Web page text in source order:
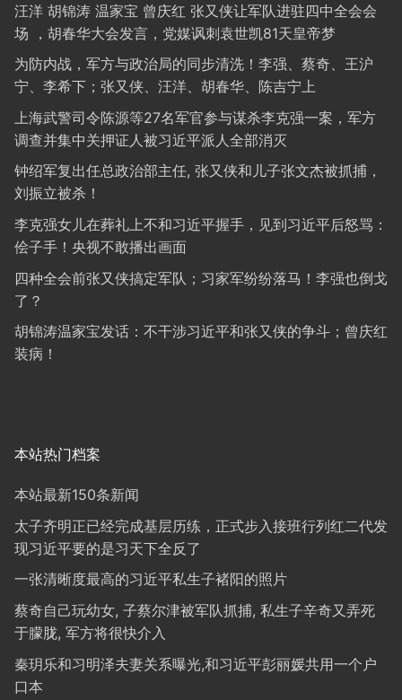
汪洋 胡锦涛 温家宝 曾庆红 张又侠让军队进驻四中全会会
场 ，胡春华大会发言，党媒讽刺袁世凯81天皇帝梦
为防内战，军方与政治局的同步清洗！李强、蔡奇、王沪
宁、李希下；张又侠、汪洋、胡春华、陈吉宁上
上海武警司令陈源等27名军官参与谋杀李克强一案，军方
调查并集中关押证人被习近平派人全部消灭
钟绍军复出任总政治部主任, 张又侠和儿子张文杰被抓捕，
刘振立被杀！
李克强女儿在葬礼上不和习近平握手，见到习近平后怒骂：
侩子手！央视不敢播出画面
四种全会前张又侠搞定军队；习家军纷纷落马！李强也倒戈
了？
胡锦涛温家宝发话：不干涉习近平和张又侠的争斗；曾庆红
装病！
本站热门档案
本站最新150条新闻
太子齐明正已经完成基层历练，正式步入接班行列红二代发
现习近平要的是习天下全反了
一张清晰度最高的习近平私生子褚阳的照片
蔡奇自己玩幼女, 子蔡尔津被军队抓捕, 私生子辛奇又弄死
于朦胧, 军方将很快介入
秦玥乐和习明泽夫妻关系曝光,和习近平彭丽媛共用一个户
口本